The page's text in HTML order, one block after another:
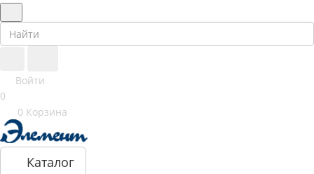
Войти
0
0 Корзина
Каталог